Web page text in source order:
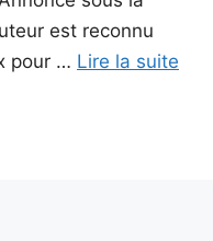
est reconnu
pour … Lire la suite